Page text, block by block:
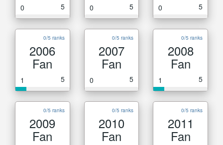
0 5 0 5 0 5
0/5 ranks
2006
Fan
1 5
0/5 ranks
2007
Fan
0 5
0/5 ranks
2008
Fan
1 5
0/5 ranks
2009
Fan
0/5 ranks
2010
Fan
0/5 ranks
2011
Fan